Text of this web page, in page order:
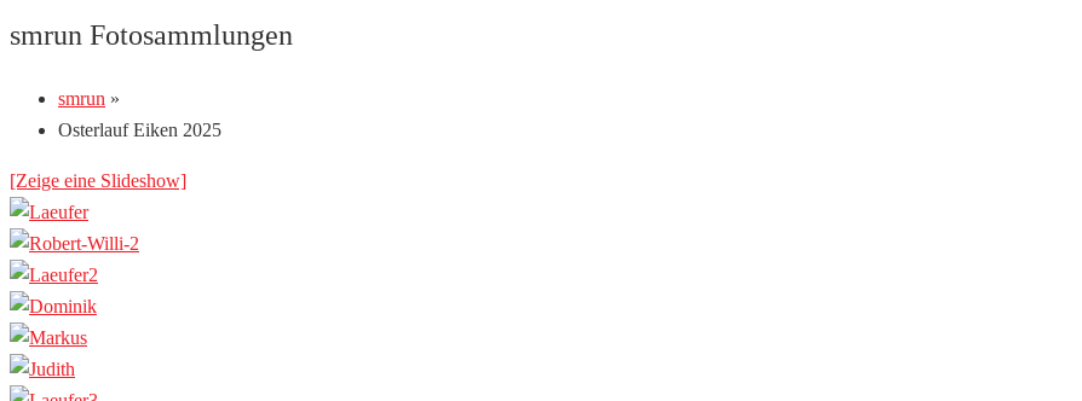
smrun Fotosammlungen
smrun »
Osterlauf Eiken 2025
[Zeige eine Slideshow]